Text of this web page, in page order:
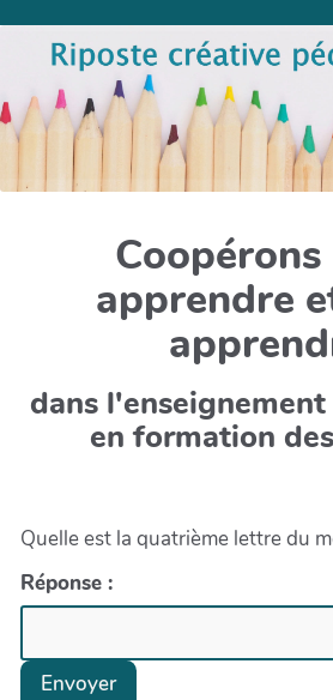
apprendre
dans
en formation
Quelle est la quatrième lettre du
Réponse :
Envoyer